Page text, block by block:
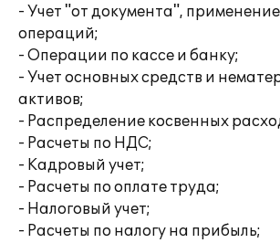
- Учет "от документа",
операций;
- Операции по кассе и банку;
- Учет основных средств и
активов;
- Распределение косвенных
- Расчеты по НДС;
- Кадровый учет;
- Расчеты по оплате труда;
- Налоговый учет;
- Расчеты по налогу на прибыль;